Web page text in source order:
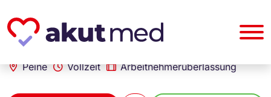
akut... Medizinische Personallogistik GmbH
Erzieher (m/w/d)
Peine Vollzeit Arbeitnehmerüberlassung